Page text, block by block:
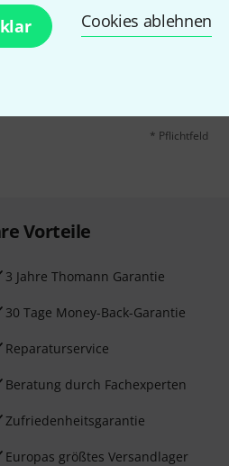
Cookies ablehnen
mit etwas Glück
E-Mail-
Mit Klick auf
* Pflichtfeld
Vorteile
3 Jahre Thomann Garantie
30 Tage Money-Back-Garantie
Reparaturservice
Beratung durch Fachexperten
Zufriedenheitsgarantie
Europas größtes Versandlager